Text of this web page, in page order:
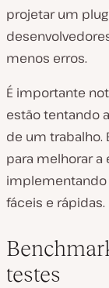
projetar um
menos erros.
É importante
estão tentando
de um trabalho.
para melhorar a
fáceis e rápidas.
testes